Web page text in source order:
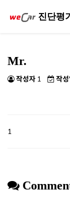
진단평
Mr.
작성자 1 작
1